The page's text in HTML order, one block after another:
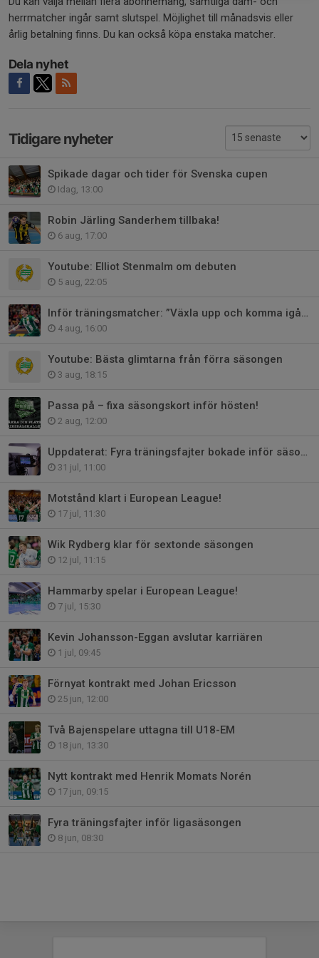
herrmatcher ingår samt slutspel. Möjlighet till månadsvis eller
årlig betalning finns. Du kan också köpa enstaka matcher.
Dela nyhet
Tidigare nyheter
Spikade dagar och tider för Svenska cupen
Idag, 13:00
Robin Järling Sanderhem tillbaka!
6 aug, 17:00
Youtube: Elliot Stenmalm om debuten
5 aug, 22:05
Inför träningsmatcher: ”Växla upp och komma igång”
4 aug, 16:00
Youtube: Bästa glimtarna från förra säsongen
3 aug, 18:15
Passa på – fixa säsongskort inför hösten!
2 aug, 12:00
Uppdaterat: Fyra träningsfajter bokade inför säsongen
31 jul, 11:00
Motstånd klart i European League!
17 jul, 11:30
Wik Rydberg klar för sextonde säsongen
12 jul, 11:15
Hammarby spelar i European League!
7 jul, 15:30
Kevin Johansson-Eggan avslutar karriären
1 jul, 09:45
Förnyat kontrakt med Johan Ericsson
25 jun, 12:00
Två Bajenspelare uttagna till U18-EM
18 jun, 13:30
Nytt kontrakt med Henrik Momats Norén
17 jun, 09:15
Fyra träningsfajter inför ligasäsongen
8 jun, 08:30